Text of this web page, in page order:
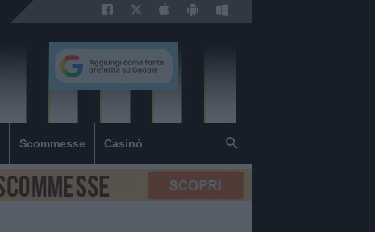
Scommesse Casinò